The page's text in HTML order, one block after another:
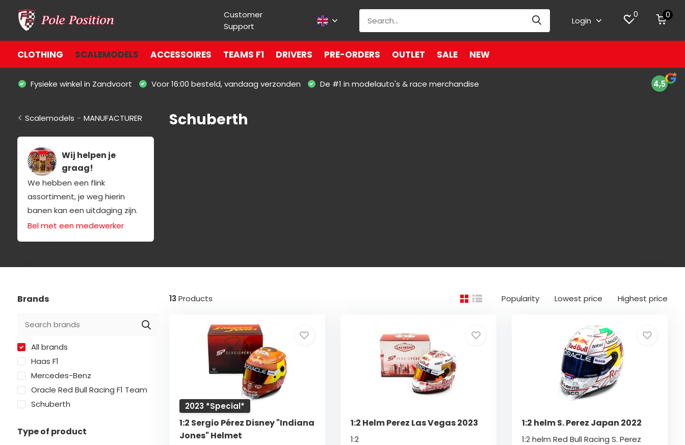
Customer
Support
Login
0 0
CLOTHING SCALEMODELS ACCESSOIRES TEAMS F1 DRIVERS PRE-ORDERS OUTLET SALE NEW
Fysieke winkel in Zandvoort Voor 16:00 besteld, vandaag verzonden De #1 in modelauto's & race merchandise 4,5
Scalemodels - MANUFACTURER
Wij helpen je
graag!
We hebben een flink
assortiment, je weg hierin
banen kan een uitdaging zijn.
Bel met een medewerker
Schuberth
Brands
All brands
Haas F1
Mercedes-Benz
Oracle Red Bull Racing F1 Team
Schuberth
Type of product
13 Products Popularity Lowest price Highest price
2023 *Special*
1:2 Sergio Pérez Disney "Indiana
Jones" Helmet
1:2 Helm Perez Las Vegas 2023
1:2
1:2 helm S. Perez Japan 2022
1:2 helm Red Bull Racing S. Perez